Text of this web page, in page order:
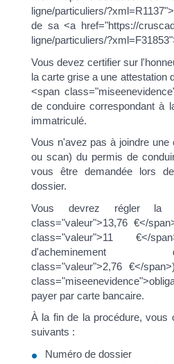
ligne/particuliers/
de sa <a href="https://
ligne/particuliers/
Vous devez certifier sur
la carte grise a une attestation
<span
de conduire correspondant à
immatriculé.
Vous n'avez pas à joindre une
ou scan) du permis de
vous être demandée lors
dossier.
Vous devrez régler la
class="valeur">13,76 €</
class="valeur">11 €</
class="valeur">2,76 €</
payer par carte bancaire.
À la fin de la procédure, vous
suivants :
Numéro de dossier